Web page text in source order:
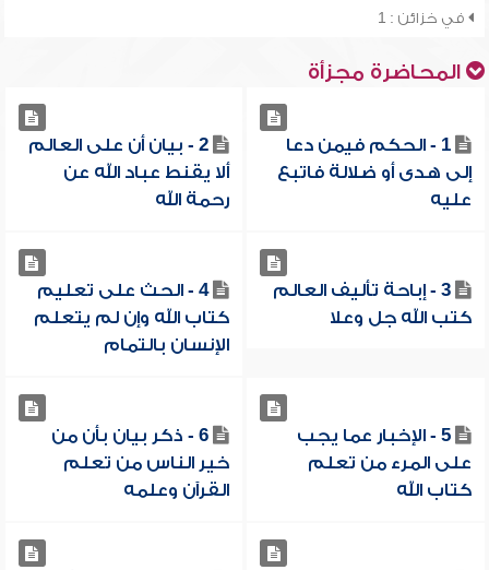
في خزائن : 1
المحاضرة مجزأة
1 - الحكم فيمن دعا
إلى هدى أو ضلالة فاتبع
عليه
2 - بيان أن على العالم
ألا يقنط عباد الله عن
رحمة الله
3 - إباحة تأليف العالم
كتب الله جل وعلا
4 - الحث على تعليم
كتاب الله وإن لم يتعلم
الإنسان بالتمام
5 - الإخبار عما يجب
على المرء من تعلم
كتاب الله
6 - ذكر بيان بأن من
خير الناس من تعلم
القرآن وعلمه